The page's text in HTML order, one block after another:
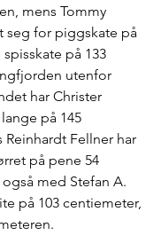
mens Tommy
seg for piggskate på
på 133
utenfor
har Christer
på 145
Fellner har
på pene 54
med Stefan A.
på 103 centiemeter,